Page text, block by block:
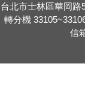
台北市士林區華岡路
轉分機
信